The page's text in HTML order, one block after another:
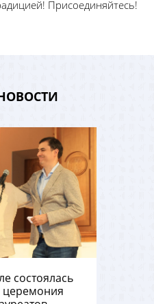
Присоединяйтесь!
состоялась
церемония